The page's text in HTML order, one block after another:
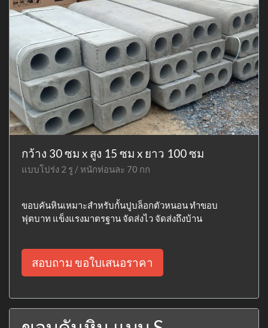
กว้าง 30 ซม x สูง 15 ซม x ยาว 100 ซม
แบบโปร่ง 2 รู / หนักท่อนละ 70 กก
ขอบคันหินเหมาะสำหรับกั้นปูบล็อกตัวหนอน ทำขอบ
ฟุตบาท แข็งแรงมาตรฐาน จัดส่งไว จัดส่งถึงบ้าน
สอบถาม ขอใบเสนอราคา